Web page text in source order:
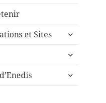
et Sites
ouvrir
sous-
ouvrir
sous-
ouvrir